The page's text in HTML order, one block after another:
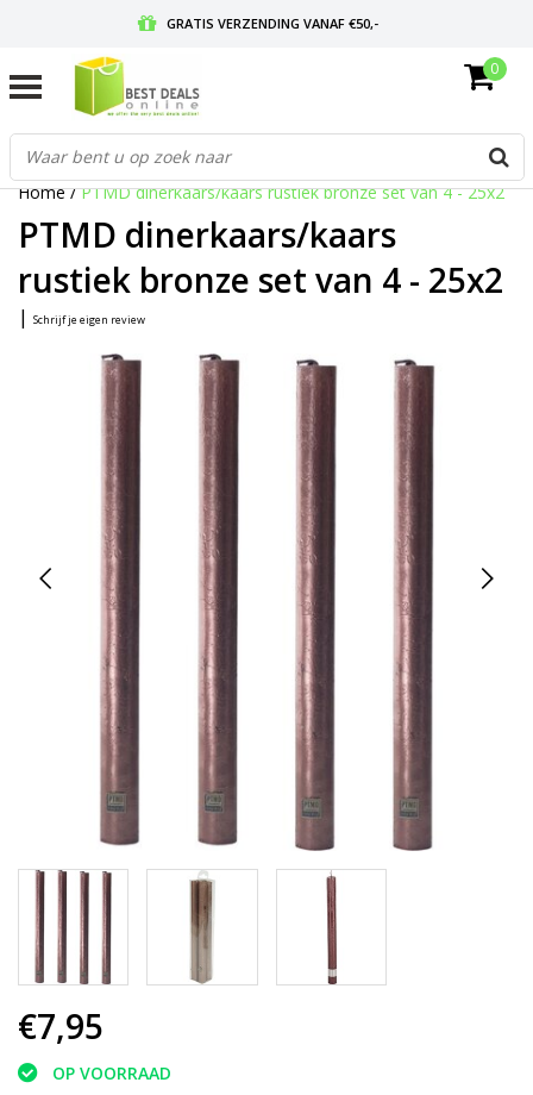
GRATIS VERZENDING VANAF €50,-
GRATIS RETOURNEREN EN 30 DAGEN BEDENKTIJD
0
Home/PTMD dinerkaars/kaars rustiek bronze set van 4 - 25x2
PTMD dinerkaars/kaars
rustiek bronze set van 4 - 25x2
| Schrijf je eigen review
€7,95
OP VOORRAAD